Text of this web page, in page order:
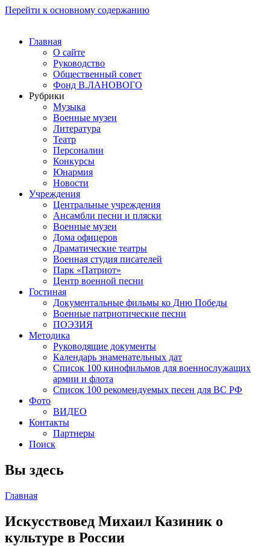
Перейти к основному содержанию
Главная
О сайте
Руководство
Общественный совет
Фонд В.ЛАНОВОГО
Рубрики
Музыка
Военные музеи
Литература
Театр
Персоналии
Конкурсы
Юнармия
Новости
Учреждения
Центральные учреждения
Ансамбли песни и пляски
Военные музеи
Дома офицеров
Драматические театры
Военная студия писателей
Парк «Патриот»
Центр военной песни
Гостиная
Документальные фильмы ко Дню Победы
Военные патриотические песни
ПОЭЗИЯ
Методика
Руководящие документы
Календарь знаменательных дат
Список 100 кинофильмов для военнослужащих
армии и флота
Список 100 рекомендуемых песен для ВС РФ
Фото
ВИДЕО
Контакты
Партнеры
Поиск
Вы здесь
Главная
Искусствовед Михаил Казиник о
культуре в России